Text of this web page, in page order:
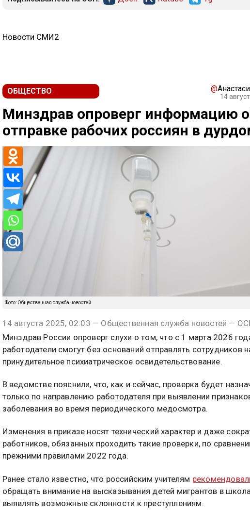
Новости СМИ2
ОБЩЕСТВО @
14
Минздрав опроверг информацию
отправке рабочих россиян в
Фото: Общественная служба новостей
14 августа 2025, 02:03 — Общественная служба новостей —
Минздрав России опроверг слухи о том, что с 1 марта 2026
работодатели смогут без оснований отправлять сотрудников
принудительное психиатрическое освидетельствование.
В ведомстве пояснили, что, как и сейчас, проверка будет
только по направлению работодателя при выявлении
заболевания во время периодического медосмотра.
Изменения в приказе носят технический характер и даже
работников, обязанных проходить такие проверки, по
прежними правилами 2022 года.
Ранее стало известно, что российским учителям
обращать внимание на высказывания детей мигрантов в
выявлять возможные склонности к преступлениям.